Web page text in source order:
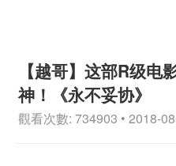
【越哥】这部R级电
神！《永不妥协》
觀看次數: 734903 • 2018-